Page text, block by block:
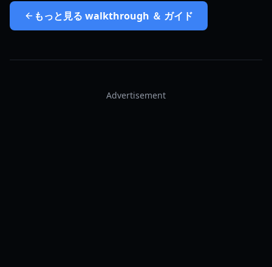
もっと見る walkthrough ＆ ガイド
Advertisement